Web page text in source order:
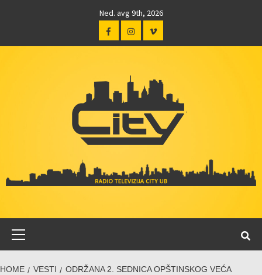
Ned. avg 9th, 2026
HOME VESTI
ODRŽANA 2. SEDNICA OPŠTINSKOG VEĆA